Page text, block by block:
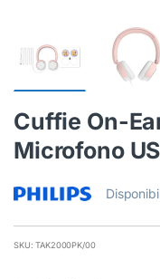
Cuffie On-
Microfono
SKU: TAK2000PK/00